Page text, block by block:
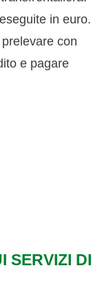
in euro.
con
e pagare
SERVIZI DI